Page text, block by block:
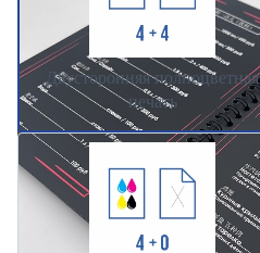
Двусторонняя полноцветная
печать